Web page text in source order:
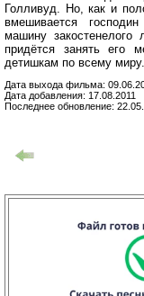
Голливуд. Но, как и
вмешивается
машину закостенелого
придётся занять его
детишкам по всему миру.
Дата выхода фильма:
Дата добавления: 17.08.2011
Последнее обновление: